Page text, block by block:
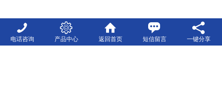
电话咨询 产品中心 返回首页 短信留言 一键分享